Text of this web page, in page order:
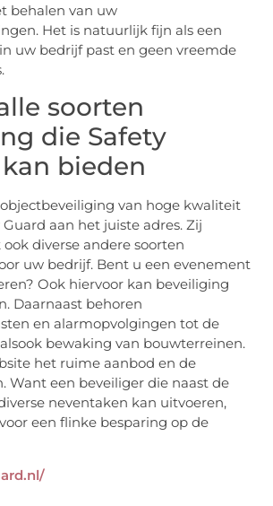
behalen van uw
Het is natuurlijk fijn als een
uw bedrijf past en geen vreemde
soorten
die Safety
bieden
van hoge kwaliteit
aan het juiste adres. Zij
diverse andere soorten
uw bedrijf. Bent u een evenement
Ook hiervoor kan beveiliging
Daarnaast behoren
en alarmopvolgingen tot de
bewaking van bouwterreinen.
het ruime aanbod en de
Want een beveiliger die naast de
neventaken kan uitvoeren,
een flinke besparing op de